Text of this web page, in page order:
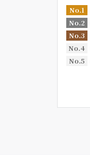
No.1
No.2
No.3
No.4
No.5